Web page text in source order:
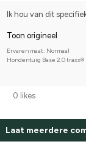
Ik hou van dit
Toon origineel
Ervaren maat: Normaal
Hondentuig Base 2.0 traxx®
0 likes
Laat meerdere